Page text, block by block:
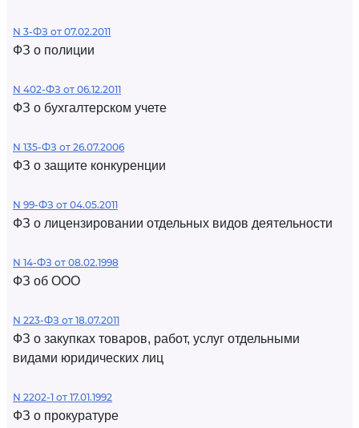
N 3-ФЗ от 07.02.2011
ФЗ о полиции
N 402-ФЗ от 06.12.2011
ФЗ о бухгалтерском учете
N 135-ФЗ от 26.07.2006
ФЗ о защите конкуренции
N 99-ФЗ от 04.05.2011
ФЗ о лицензировании отдельных видов деятельности
N 14-ФЗ от 08.02.1998
ФЗ об ООО
N 223-ФЗ от 18.07.2011
ФЗ о закупках товаров, работ, услуг отдельными
видами юридических лиц
N 2202-1 от 17.01.1992
ФЗ о прокуратуре